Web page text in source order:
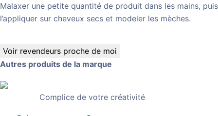
Malaxer une petite quantité de produit dans les mains, puis
l’appliquer sur cheveux secs et modeler les mèches.
Voir revendeurs proche de moi
Autres produits de la marque
Complice de votre créativité